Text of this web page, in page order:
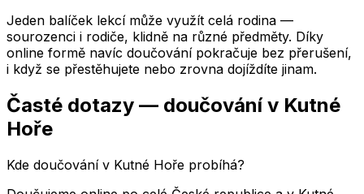
Jeden balíček lekcí může využít celá rodina —
sourozenci i rodiče, klidně na různé předměty. Díky
online formě navíc doučování pokračuje bez přerušení,
i když se přestěhujete nebo zrovna dojíždíte jinam.
Časté dotazy — doučovánív Kutné
Hoře
Kde doučování v Kutné Hoře probíhá?